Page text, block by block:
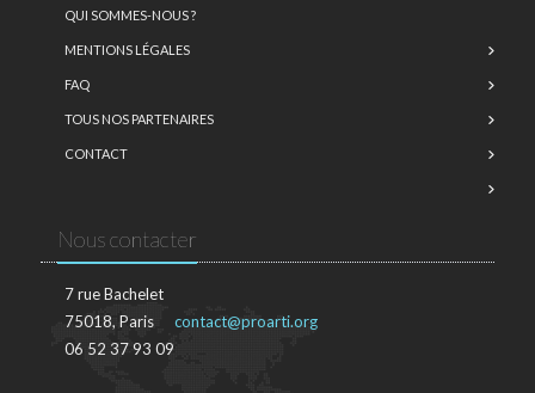
QUI SOMMES-NOUS ?
MENTIONS LÉGALES
FAQ
TOUS NOS PARTENAIRES
CONTACT
Nous contacter
7 rue Bachelet
75018, Paris
06 52 37 93 09
contact@proarti.org